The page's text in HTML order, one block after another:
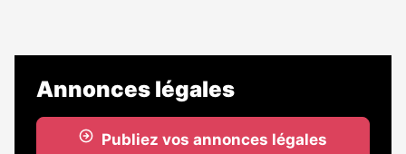
Annonces légales
Publiez vos annonces légales